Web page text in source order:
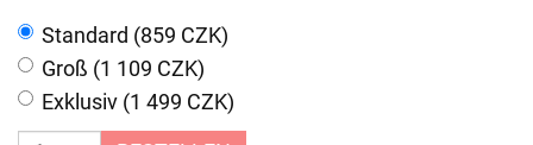
Standard (859 CZK)
Groß (1 109 CZK)
Exklusiv (1 499 CZK)